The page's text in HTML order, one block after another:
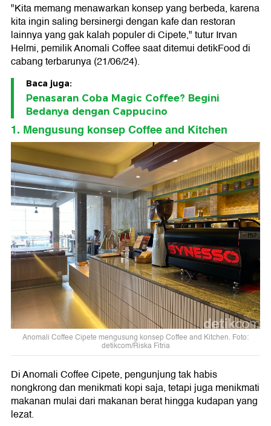
"Kita memang menawarkan konsep yang berbeda, karena
kita ingin saling bersinergi dengan kafe dan restoran
lainnya yang gak kalah populer di Cipete," tutur Irvan
Helmi, pemilik Anomali Coffee saat ditemui detikFood di
cabang terbarunya (21/06/24).
Baca juga:
Penasaran Coba Magic Coffee? Begini
Bedanya dengan Cappucino
1. Mengusung konsep Coffee and Kitchen
Anomali Coffee Cipete mengusung konsep Coffee and Kitchen. Foto:
detikcom/Riska Fitria
Di Anomali Coffee Cipete, pengunjung tak habis
nongkrong dan menikmati kopi saja, tetapi juga menikmati
makanan mulai dari makanan berat hingga kudapan yang
lezat.